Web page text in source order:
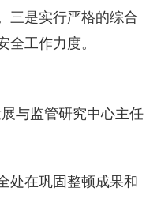
三是实行严格的综合
全工作力度。
与监管研究中心主任
处在巩固整顿成果和